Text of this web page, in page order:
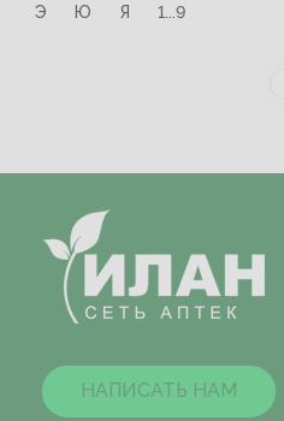
Э
Ю Я 1...9
НАПИСАТЬ НАМ